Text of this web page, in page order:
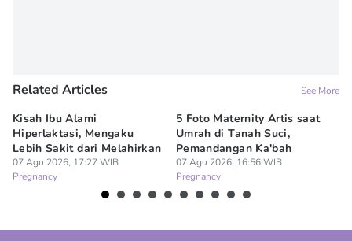
Related Articles See More
Kisah Ibu Alami
Hiperlaktasi, Mengaku
Lebih Sakit dari Melahirkan
07 Agu 2026, 17:27 WIB
Pregnancy
5 Foto Maternity Artis saat
Umrah di Tanah Suci,
Pemandangan Ka'bah
07 Agu 2026, 16:56 WIB
Pregnancy